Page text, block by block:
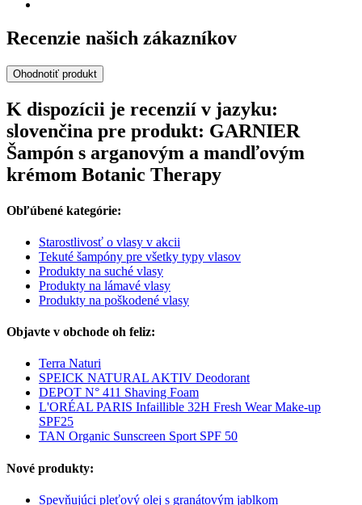
Recenzie našich zákazníkov
Ohodnotiť produkt
K dispozícii je recenzií v jazyku:
slovenčina pre produkt: GARNIER
Šampón s arganovým a mandľovým
krémom Botanic Therapy
Obľúbené kategórie:
Starostlivosť o vlasy v akcii
Tekuté šampóny pre všetky typy vlasov
Produkty na suché vlasy
Produkty na lámavé vlasy
Produkty na poškodené vlasy
Objavte v obchode oh feliz:
Terra Naturi
SPEICK NATURAL AKTIV Deodorant
DEPOT N° 411 Shaving Foam
L'ORÉAL PARIS Infaillible 32H Fresh Wear Make-up
SPF25
TAN Organic Sunscreen Sport SPF 50
Nové produkty:
Spevňujúci pleťový olej s granátovým jablkom